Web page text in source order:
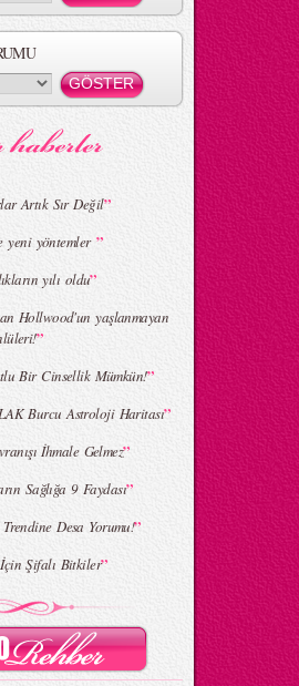
Artık Sır Değil”
yeni yöntemler ”
yılı oldu”
Hollwood'un yaşlanmayan
”
Bir Cinsellik Mümkün!”
Burcu Astroloji Haritası”
İhmale Gelmez”
Sağlığa 9 Faydası”
Desa Yorumu!”
Şifalı Bitkiler”